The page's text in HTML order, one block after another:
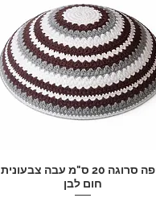
תצוגה מהירה
כיפה סרוגה 20 ס"מ עבה צבעונית
חום לבן